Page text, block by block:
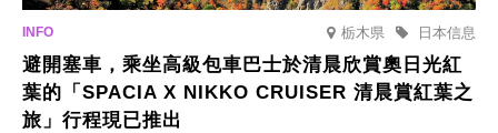
栃木県 日本信息
避開塞車，乘坐高級包車巴士於清晨欣賞奧日光紅
葉的「SPACIA X NIKKO CRUISER 清晨賞紅葉之
旅」行程現已推出